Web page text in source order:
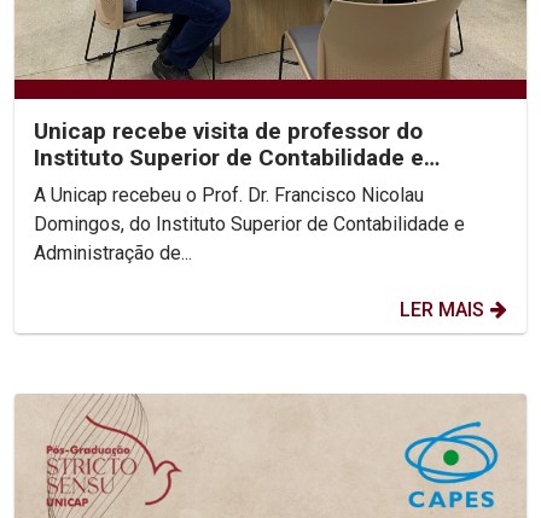
Unicap recebe visita de professor do
Instituto Superior de Contabilidade e
Administração de Lisboa
A Unicap recebeu o Prof. Dr. Francisco Nicolau
Domingos, do Instituto Superior de Contabilidade e
Administração de...
LER MAIS